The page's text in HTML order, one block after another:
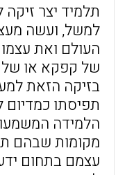
תלמיד יצר
למשל, ועשה
העולם ואת
של קפקא או של
בזיקה הזאת
תפיסתו כמדיום
הלמידה
מקומות שבהם
עצמם בתחום